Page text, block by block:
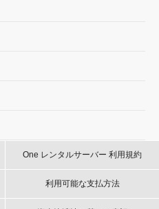
One レンタルサーバー 利用規約
利用可能な支払方法